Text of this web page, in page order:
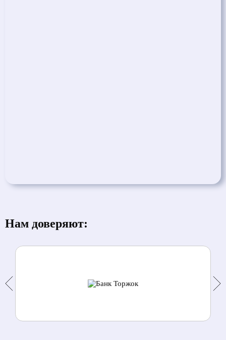
Нам доверяют: